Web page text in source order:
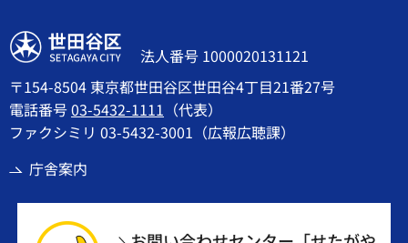
世田谷区
法人番号 1000020131121
〒154-8504 東京都世田谷区世田谷4丁目21番27号
電話番号03-5432-1111 （代表）
ファクシミリ 03-5432-3001（広報広聴課）
庁舎案内